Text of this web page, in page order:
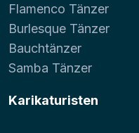
Flamenco Tänzer
Burlesque Tänzer
Bauchtänzer
Samba Tänzer
Karikaturisten